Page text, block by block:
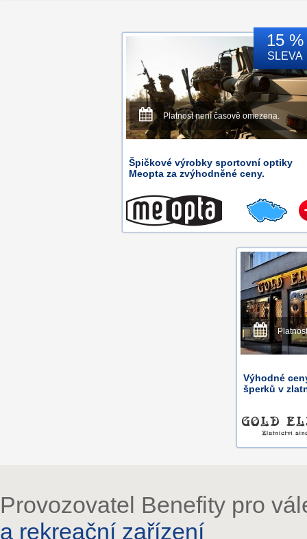
15 %
SLEVA
Platnost není časově omezena.
Špičkové výrobky sportovní optiky
Meopta za zvýhodněné ceny.
Výhodné
šperků v
Provozovatel Benefity pro
a rekreační zařízení